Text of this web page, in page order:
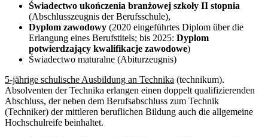
Świadectwo ukończenia branżowej szkoły II stopnia
(Abschlusszeugnis der Berufsschule),
Dyplom zawodowy (2020 eingeführtes Diplom über die
Erlangung eines Berufstitels; bis 2025: Dyplom
potwierdzający kwalifikacje zawodowe)
Świadectwo maturalne (Abiturzeugnis)
5-jährige schulische Ausbildung an Technika (technikum).
Absolventen der Technika erlangen einen doppelt qualifizierenden
Abschluss, der neben dem Berufsabschluss zum Technik
(Techniker) der mittleren beruflichen Bildung auch die allgemeine
Hochschulreife beinhaltet.